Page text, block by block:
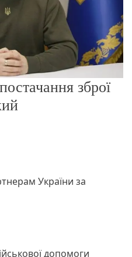
зброї
України за
допомоги